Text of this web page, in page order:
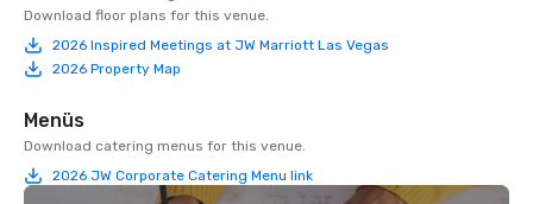
Download floor plans for this venue.
2026 Inspired Meetings at JW Marriott Las Vegas
2026 Property Map
Menüs
Download catering menus for this venue.
2026 JW Corporate Catering Menu link